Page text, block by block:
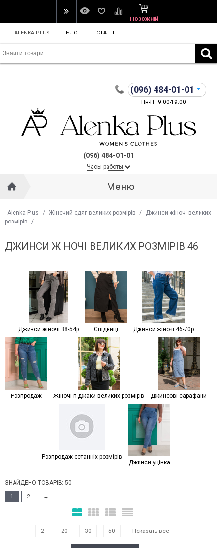
Порожній
ALENKA PLUS БЛОГ СТАТТІ
(096) 484-01-01
Пн-Пт 9:00-19:00
(096) 484-01-01
Часы работы
Меню
Alenka Plus / Жіночий одяг великих розмірів /
Джинси жіночі великих
розмірів
/
ДЖИНСИ ЖІНОЧІ ВЕЛИКИХ РОЗМІРІВ 46
Джинси жіночі 38-54р Спідниці Джинси жіночі 46-70р
Розпродаж Жіночі піджаки великих розмірів Джинсові сарафани
Розпродаж останніх розмірів
Джинси уцінка
ЗНАЙДЕНО ТОВАРІВ: 50
1
2 →
2 20 30 50 Показать все